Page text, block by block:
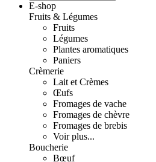
E-shop
Fruits & Légumes
Fruits
Légumes
Plantes aromatiques
Paniers
Crèmerie
Lait et Crèmes
Œufs
Fromages de vache
Fromages de chèvre
Fromages de brebis
Voir plus...
Boucherie
Bœuf